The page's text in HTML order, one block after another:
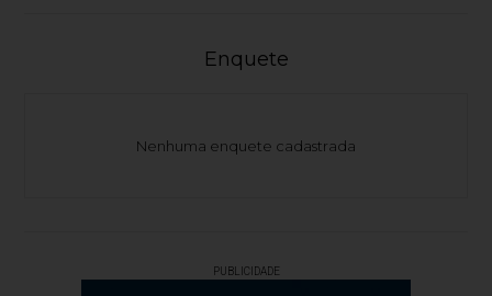
Enquete
Nenhuma enquete cadastrada
PUBLICIDADE